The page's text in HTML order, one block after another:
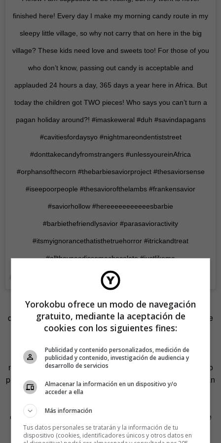
finished here! Every day I make my morning candy route in my
sleepy little village, so why not carry that on here in the big
village? These kids need love and sweets too! For those of you
who don’t know, passing out candy is acceptable and
applauded 24 hours a day, 365 days a year here in Africa. But
today the children got TWO pieces! Who says you can’t turn a
pagan holiday around?! #imaskeweral #duh #savindapagans
#cavitiesfordaysyo #nightmareondentiststreet
#donttakecandyfromstrangers #unlessyoureinAfrica
#orphansofthecorn #thebarbiesaviorproject #thesaviorsense
#iseepoorpeople #thesaviorofthelambs #frankensavior
#saviorhollow #hereeeeeeeeeeesbarbie
#barbiethefriendlysavior #parasavioractivity
#itsmyignorancethatisthetruehorror #itrickandtreat
#alltheyneedissomechocolate #justlikeme
Una publicación compartida deBarbie Savior
Esta organización noruega espera paliar los
comportamientos poco delicados o incluso errados, que se
acaban traduciendo en imágenes que dan la vuelta al
voluntarios eviten fotos en las que regalan dulces a los
niños africanos, porque equivale a hacer promesas que no
pueden cumplir. Según la guía elaborada, también deberían
evitarse las fotos de niños jugando, ya que es una
intromisión en su privacidad que en algunos países
europeos está incluso penada con multas. «Si no se hace
en nuestros países, ¿por qué se pueden permitir en
Yorokobu ofrece un modo de navegación
gratuito, mediante la aceptación de
cookies con los siguientes fines:
Publicidad y contenido personalizados, medición de
publicidad y contenido, investigación de audiencia y
desarrollo de servicios
Almacenar la información en un dispositivo y/o
acceder a ella
Más información
Tus datos personales se tratarán y la información de tu
dispositivo (cookies, identificadores únicos y otros datos en